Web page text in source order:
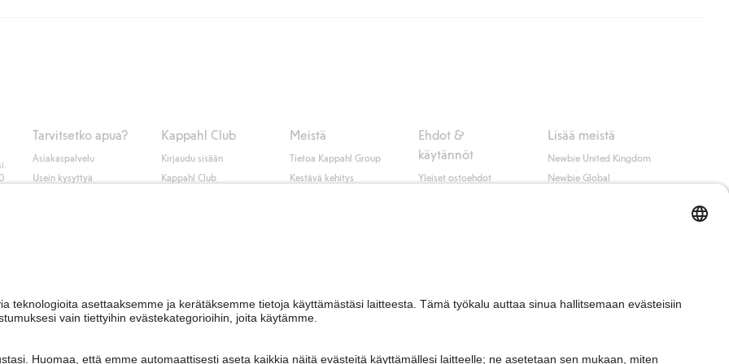
Tarvitsetko apua?
Asiakaspalvelu
Usein kysyttyä
Peru ostoksesi
Kappahl Club
Kirjaudu sisään
Kappahl Club
Meistä
Tietoa Kappahl Group
Kestävä kehitys
Ehdot &
käytännöt
Yleiset ostoehdot
Lisää meistä
Newbie United Kingdom
Newbie Global